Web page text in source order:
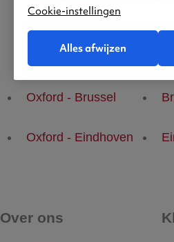
Populaire
Oxford - Brussel
Oxford - Eindhoven
Over ons
Cookie-instellingen
Alles afwijzen